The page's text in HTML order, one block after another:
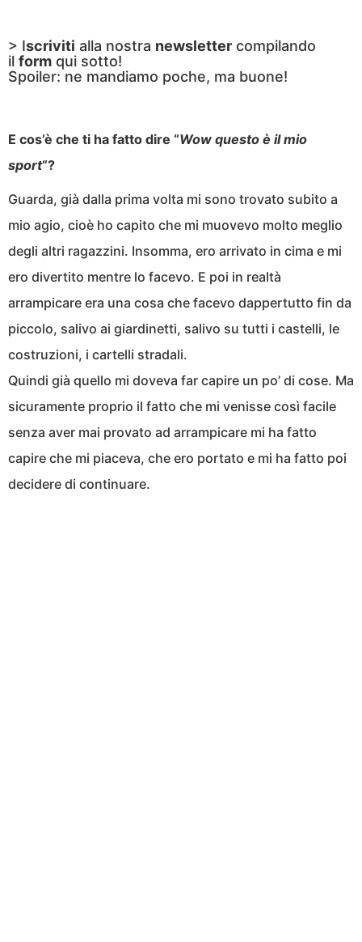
> Iscriviti alla nostra newsletter compilando
il form qui sotto!
Spoiler: ne mandiamo poche, ma buone!
E cos’è che ti ha fatto dire “Wow questo è il mio
sport“?
Guarda, già dalla prima volta mi sono trovato subito a
mio agio, cioè ho capito che mi muovevo molto meglio
degli altri ragazzini. Insomma, ero arrivato in cima e mi
ero divertito mentre lo facevo. E poi in realtà
arrampicare era una cosa che facevo dappertutto fin da
piccolo, salivo ai giardinetti, salivo su tutti i castelli, le
costruzioni, i cartelli stradali.
Quindi già quello mi doveva far capire un po’ di cose. Ma
sicuramente proprio il fatto che mi venisse così facile
senza aver mai provato ad arrampicare mi ha fatto
capire che mi piaceva, che ero portato e mi ha fatto poi
decidere di continuare.